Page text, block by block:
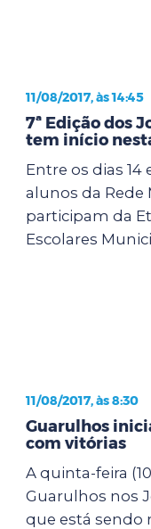
11/08/2017, às 14:45
7ª Edição dos
tem início
Entre os dias 14
alunos da Rede
participam da
Escolares
11/08/2017, às 8:30
Guarulhos
com vitórias
A quinta-feira
Guarulhos nos
que está sendo